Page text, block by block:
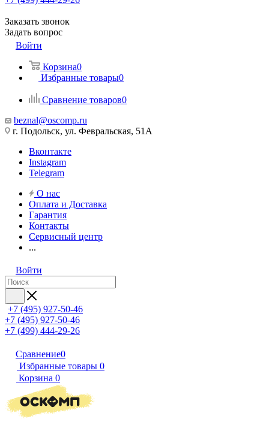
Заказать звонок
Задать вопрос
Войти
Корзина0
Избранные товары0
Сравнение товаров0
beznal@oscomp.ru
г. Подольск, ул. Февральская, 51А
Вконтакте
Instagram
Telegram
О нас
Оплата и Доставка
Гарантия
Контакты
Сервисный центр
...
Войти
+7 (495) 927-50-46
+7 (495) 927-50-46
+7 (499) 444-29-26
Сравнение0
Избранные товары 0
Корзина 0